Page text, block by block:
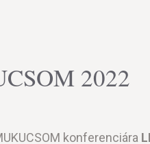
2022
konferenciára